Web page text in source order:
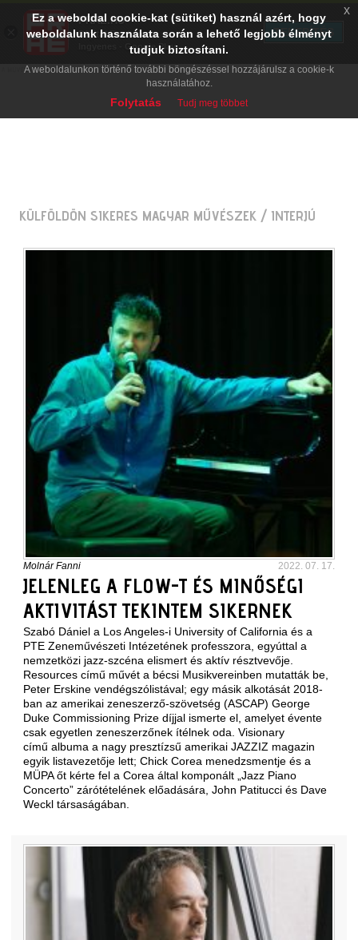
KÜLFÖLDÖN SIKERES MAGYAR MŰVÉSZEK / INTERJÚ
Molnár Fanni 2022. 07. 17.
JELENLEG A FLOW-T ÉS MINŐSÉGI
AKTIVITÁST TEKINTEM SIKERNEK
Szabó Dániel a Los Angeles-i University of California és a
PTE Zeneművészeti Intézetének professzora, egyúttal a
nemzetközi jazz-szcéna elismert és aktív résztvevője.
Resources című művét a bécsi Musikvereinben mutatták be,
Peter Erskine vendégszólistával; egy másik alkotását 2018-
ban az amerikai zeneszerző-szövetség (ASCAP) George
Duke Commissioning Prize díjjal ismerte el, amelyet évente
csak egyetlen zeneszerzőnek ítélnek oda. Visionary
című albuma a nagy presztízsű amerikai JAZZIZ magazin
egyik listavezetője lett; Chick Corea menedzsmentje és a
MÜPA őt kérte fel a Corea által komponált „Jazz Piano
Concerto” zárótételének előadására, John Patitucci és Dave
Weckl társaságában.
Ez a weboldal cookie-kat (sütiket) használ azért, hogy
weboldalunk használata során a lehető legjobb élményt
tudjuk biztosítani.
A weboldalunkon történő további böngészéssel hozzájárulsz a cookie-k
használatához.
Folytatás Tudj meg többet
x
PRAE.HU
Digital Evolution
Ingyenes - Google Play
TELEPÍTÉS